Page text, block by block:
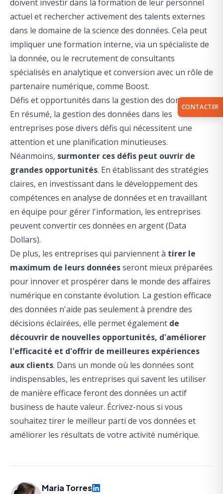
doivent investir dans la formation de leur personnel
actuel et rechercher activement des talents externes
dans le domaine de la science des données. Cela peut
impliquer une formation interne, via un spécialiste de
la donnée, ou le recrutement de consultants
spécialisés en analytique et conversion avec un rôle de
partenaire numérique, comme Boost.
Défis et opportunités dans la gestion des données
En résumé, la gestion des données dans les
entreprises pose divers défis qui nécessitent une
attention et une planification minutieuses.
Néanmoins, surmonter ces défis peut ouvrir de
grandes opportunités. En établissant des stratégies
claires, en investissant dans le développement des
compétences en analyse de données et en travaillant
en équipe pour gérer l'information, les entreprises
peuventconvertir ces données en argent (Data
Dollars).
De plus, les entreprises qui parviennent à tirer le
maximum de leurs donnéesseront mieux préparées
pour innover et prospérer dans le monde des affaires
numérique en constante évolution. La gestion efficace
des données n'aide pas seulement à prendre des
décisions éclairées, elle permet également de
découvrir de nouvelles opportunités, d'améliorer
l'efficacité et d'offrir de meilleures expériences
aux clients. Dans un monde où les données sont
indispensables, les entreprises qui savent les utiliser
de manière efficace feront des données un actif
business de haute valeur. Écrivez-nous si vous
souhaitez tirer le meilleur parti de vos données et
améliorer les résultats de votre activité numérique.
Maria Torres
CONTACTER